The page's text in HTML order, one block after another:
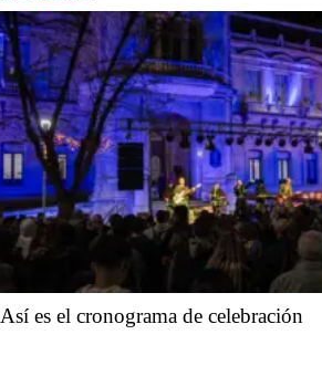
Así es el cronograma de celebración